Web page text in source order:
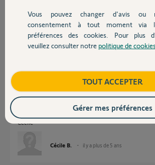
Devis avec un pro
Contact
vous pouvez effectuer le changement de réseau
Bonne journée,
Thomas M. il y a plus de 5 ans
Merci Thomas.
J'ai pu reconfigurer mon alarme.
Cécile
Cécile B. il y a plus de 5 ans
Vous pouvez changer d'avis ou
consentement à tout moment via
préférences des cookies. Pour plus
veuillez consulter notre politique de
TOUT ACCEPTER
Gérer mes préférences